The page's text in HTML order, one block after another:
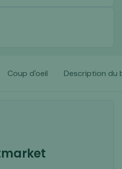
Coup d'oeil Description du